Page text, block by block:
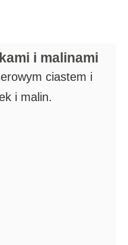
i malinami
ciastem i
i malin.